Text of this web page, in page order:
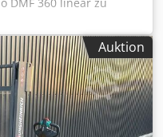
DMF 360 linear zu
Ersatzteilspender.
. z.B. Steuerung
Spindel SK50 neuwertig
SK50 Schwenkkopf
Anlage 80bar div. andere
Preise auf Anfrage zzgl.
Auktion